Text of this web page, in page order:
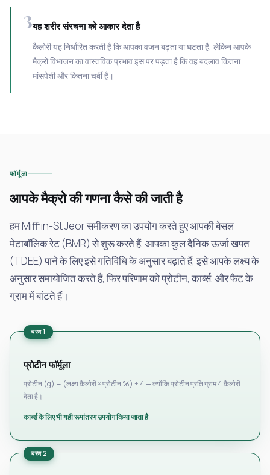
3यह शरीर संरचना को आकार देता है
कैलोरी यह निर्धारित करती है कि आपका वजन बढ़ता या घटता है, लेकिन आपके
मैक्रो विभाजन का वास्तविक प्रभाव इस पर पड़ता है कि वह बदलाव कितना
मांसपेशी और कितना चर्बी है।
फॉर्मूला
आपके मैक्रो की गणना कैसे की जाती है
हम Mifflin-St Jeor समीकरण का उपयोग करते हुए आपकी बेसल
मेटाबॉलिक रेट (BMR) से शुरू करते हैं, आपका कुल दैनिक ऊर्जा खपत
(TDEE) पाने के लिए इसे गतिविधि के अनुसार बढ़ाते हैं, इसे आपके लक्ष्य के
अनुसार समायोजित करते हैं, फिर परिणाम को प्रोटीन, कार्ब्स, और फैट के
ग्राम में बांटते हैं।
चरण 1
प्रोटीन फॉर्मूला
प्रोटीन (g) = (लक्ष्य कैलोरी × प्रोटीन %) ÷ 4 — क्योंकि प्रोटीन प्रति ग्राम 4 कैलोरी
देता है।
कार्ब्स के लिए भी यही रूपांतरण उपयोग किया जाता है
चरण 2